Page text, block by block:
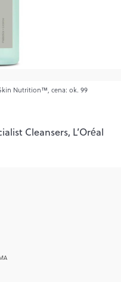
Nutrition™, cena: ok. 99
Cleansers, L’Oréal